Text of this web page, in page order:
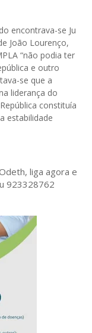
encontrava-se Ju
João Lourenço,
“não podia ter
e outro
se que a
liderança do
constituía
estabilidade
, liga agora e
923328762